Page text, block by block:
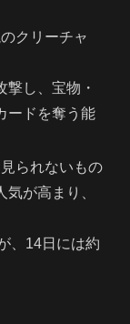
クリーチャ
撃し、宝物・
ードを奪う能
られないもの
が高まり、
、14日には約